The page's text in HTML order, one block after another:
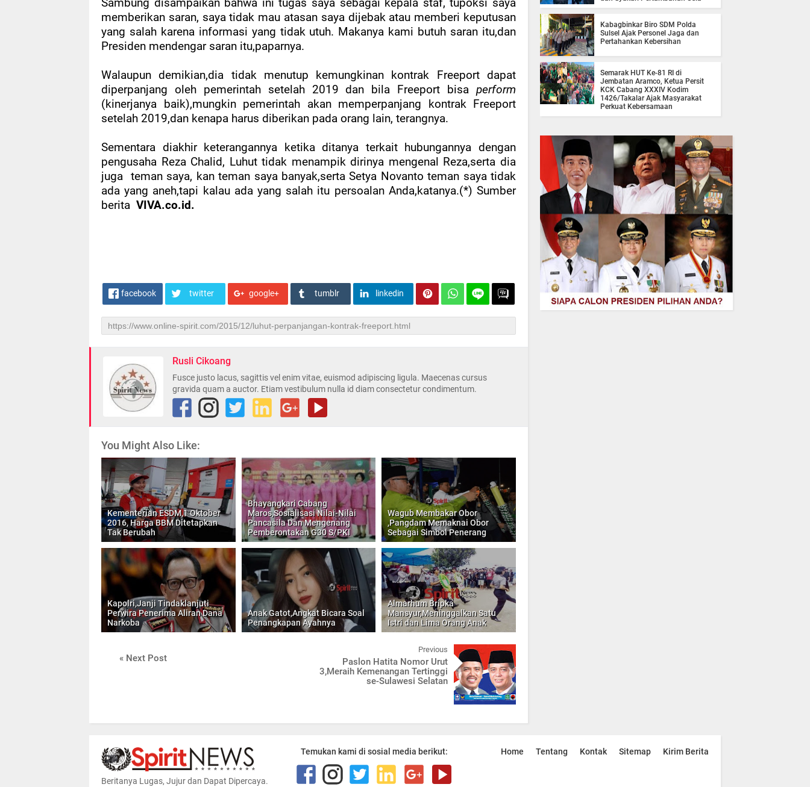
Sambung disampaikan bahwa ini tugas saya sebagai kepala staf, tupoksi saya
memberikan saran, saya tidak mau atasan saya dijebak atau memberi keputusan
yang salah karena informasi yang tidak utuh. Makanya kami butuh saran itu,dan
Presiden mendengar saran itu,paparnya.
Walaupun demikian,dia tidak menutup kemungkinan kontrak Freeport dapat
diperpanjang oleh pemerintah setelah 2019 dan bila Freeport bisa perform
(kinerjanya baik),mungkin pemerintah akan memperpanjang kontrak Freeport
setelah 2019,dan kenapa harus diberikan pada orang lain, terangnya.
Sementara diakhir keterangannya ketika ditanya terkait hubungannya dengan
pengusaha Reza Chalid, Luhut tidak menampik dirinya mengenal Reza,serta dia
juga teman saya, kan teman saya banyak,serta Setya Novanto teman saya tidak
ada yang aneh,tapi kalau ada yang salah itu persoalan Anda,katanya.(*) Sumber
berita VIVA.co.id.
facebook twitter google+ tumblr linkedin
Rusli Cikoang
Fusce justo lacus, sagittis vel enim vitae, euismod adipiscing ligula. Maecenas cursus
gravida quam a auctor. Etiam vestibulum nulla id diam consectetur condimentum.
You Might Also Like:
Kementerian ESDM,1 Oktober
2016, Harga BBM Ditetapkan
Tak Berubah
Bhayangkari Cabang
Maros,Sosialisasi Nilai-Nilai
Pancasila Dan Mengenang
Pemberontakan G30 S/PKI
Wagub Membakar Obor
,Pangdam Memaknai Obor
Sebagai Simbol Penerang
Kapolri,Janji Tindaklanjuti
Perwira Penerima Aliran Dana
Narkoba
Anak Gatot,Angkat Bicara Soal
Penangkapan Ayahnya
Almarhum Bripka
Mansyur,Meninggalkan Satu
Istri dan Lima Orang Anak
« Next Post
Previous
Paslon Hatita Nomor Urut
3,Meraih Kemenangan Tertinggi
se-Sulawesi Selatan
Kabagbinkar Biro SDM Polda
Sulsel Ajak Personel Jaga dan
Pertahankan Kebersihan
Semarak HUT Ke-81 RI di
Jembatan Aramco, Ketua Persit
KCK Cabang XXXIV Kodim
1426/Takalar Ajak Masyarakat
Perkuat Kebersamaan
Beritanya Lugas, Jujur dan Dapat Dipercaya.
Temukan kami di sosial media berikut: Home Tentang Kontak Sitemap Kirim Berita